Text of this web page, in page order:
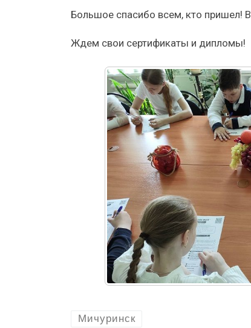
Большое спасибо всем, кто пришел!
Ждем свои сертификаты и дипломы!
Мичуринск